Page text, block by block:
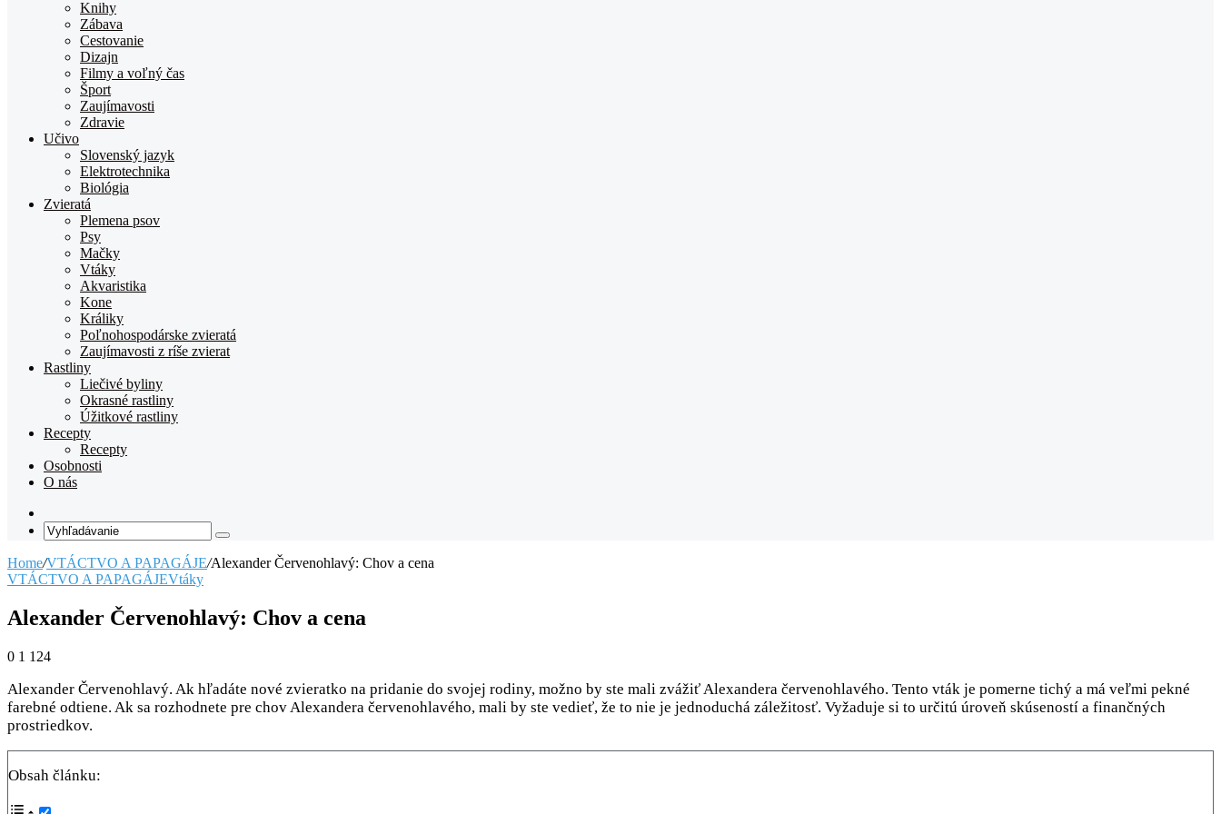
Knihy
Zábava
Cestovanie
Dizajn
Filmy a voľný čas
Šport
Zaujímavosti
Zdravie
Učivo
Slovenský jazyk
Elektrotechnika
Biológia
Zvieratá
Plemena psov
Psy
Mačky
Vtáky
Akvaristika
Kone
Králiky
Poľnohospodárske zvieratá
Zaujímavosti z ríše zvierat
Rastliny
Liečivé byliny
Okrasné rastliny
Úžitkové rastliny
Recepty
Recepty
Osobnosti
O nás
Article
Vyhľadávanie
Home/VTÁCTVO A PAPAGÁJE/Alexander Červenohlavý: Chov a cena
VTÁCTVO A PAPAGÁJEVtáky
Alexander Červenohlavý: Chov a cena
0 1 124
Alexander Červenohlavý. Ak hľadáte nové zvieratko na pridanie do svojej rodiny, možno by ste mali zvážiť Alexandera červenohlavého. Tento vták je pomerne tichý a má veľmi pekné
farebné odtiene. Ak sa rozhodnete pre chov Alexandera červenohlavého, mali by ste vedieť, že to nie je jednoduchá záležitosť. Vyžaduje si to určitú úroveň skúseností a finančných
prostriedkov.
Obsah článku: